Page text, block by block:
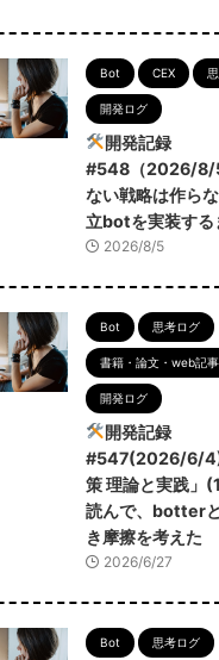
Bot CEX
開発ログ
開発記録
#548（2026/8/
ない戦略は作ら
立botを実装する
2026/8/5
Bot 思考ログ
書籍・論文・web記事
開発ログ
開発記録
#547(2026/6/
策 理論と実践」
読んで、botter
き摩擦を考えた
2026/6/27
Bot 思考ログ